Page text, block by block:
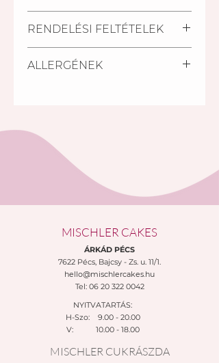
Pécs, Kozármisleny, Keszü,
Pellérd
Személyes átvétel:
szintjén az INTERSPAR-ral
szemben).
RENDELÉSI FELTÉTELEK
megrendelés beérkezésétől
tortáink közül S.O.S torta
megjelölésű tortáink közül.
A rendelés minimális összege:
5 000 Ft. (5000,-Ft rendelési
összeget el nem érő
választható a házhoz szállítási
szolgáltatás)
Megrendeléséről minden
esetben visszaigazolást
küldünk a megadott e-mail
címre. A megrendelés
ellenértéken kiegyenlítése a
kiállítás napján esedékes, és az
véglegesített a rendelés.
ALLERGÉNEK
MISCHLER CAKES
ÁRKÁD PÉCS
7622 Pécs, Bajcsy - Zs. u. 11/1.
hello@mischlercakes.hu
Tel: 06 20 322 0042
NYITVATARTÁS:
H-Szo: 9.00 - 20.00
V: 10.00 - 18.00
MISCHLER CUKRÁSZDA